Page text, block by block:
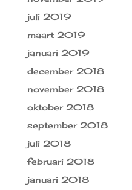
juli 2019
maart 2019
januari 2019
december 2018
november 2018
oktober 2018
september 2018
juli 2018
februari 2018
januari 2018